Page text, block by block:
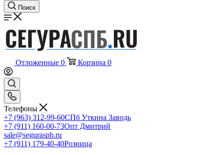
Поиск
Отложенные 0 Корзина 0
Телефоны
+7 (963) 312-99-60СПб Уткина Заводь
+7 (911) 160-00-73Опт Дмитрий
sale@seguraspb.ru
+7 (911) 179-40-40Розница